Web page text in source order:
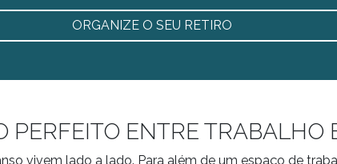
ORGANIZE O SEU RETIRO
PERFEITO ENTRE TRABALHO
vivem lado a lado. Para além de um espaço de